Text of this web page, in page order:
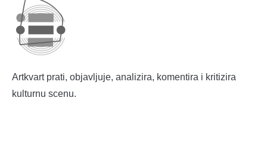
Artkvart prati, objavljuje, analizira, komentira i kritizira
kulturnu scenu.